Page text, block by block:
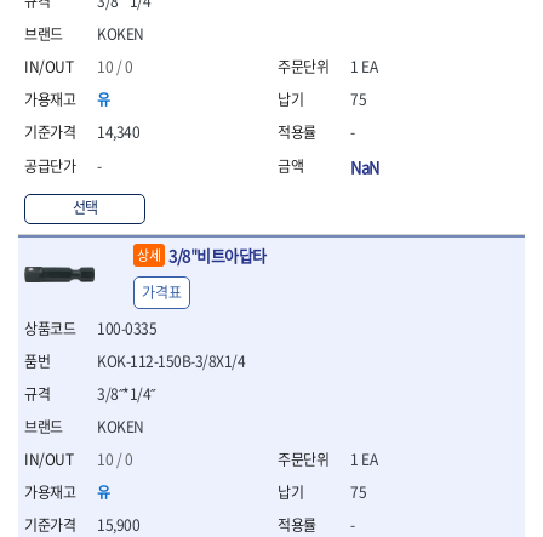
- 날교환드라이버세트
- 드라이버핸들
- 비트세트
- 비트홀다드라이버세트
- 드라이버블레이드
- 비트드라이버
- 육각비트
- 검전드라이버
- 육각T렌치
- 전동비트홀다
- 드라이버비트세트
- 옵셋드라이버
- 스크래퍼드라이버
- 시계드라이버
- 정밀드라이버
- 육각복스드라이버
- 스크류드라이버
- 툴첵플러스
- 에어다이그라인더
- 에어앵글그라인더
- 에어리베터기
- 타이어압력게이지
- 에어폴리셔
- 핸드카트
- 운반가방
연마기계
- 건식그라인더
- 연마지그
이젠
일레드
츠노다(TTC)
콰이어트존
타이거(TIGER)
플렉스-절단석
협성
황금손
KOKEN
10 / 0
유
14,340
-
선택
1 EA
75
-
NaN
상세 3/8"비트아답타
100-0335
KOKEN
10 / 0
유
15,900
KOK-112-150B-3/8X1/4
3/8˝*1/4˝
가격표
1 EA
75
-